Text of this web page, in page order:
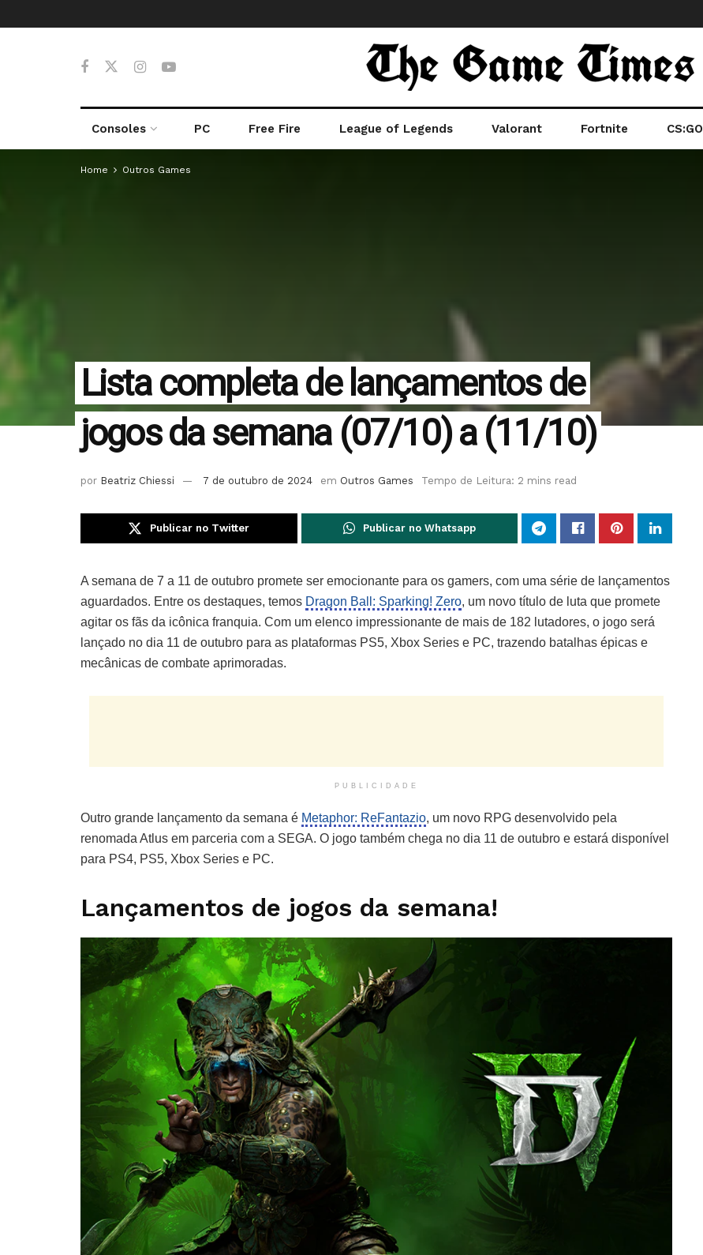
Consoles PC Free Fire League of Legends Valorant Fortnite CS:GO
Home Outros Games
Lista completa de lançamentos de
jogos da semana (07/10) a (11/10)
por Beatriz Chiessi 7 de outubro de 2024 em Outros Games Tempo de Leitura: 2 mins read
Publicar no Twitter Publicar no Whatsapp
A semana de 7 a 11 de outubro promete ser emocionante para os gamers, com uma série de lançamentos
aguardados. Entre os destaques, temos Dragon Ball: Sparking! Zero, um novo título de luta que promete
agitar os fãs da icônica franquia. Com um elenco impressionante de mais de 182 lutadores, o jogo será
lançado no dia 11 de outubro para as plataformas PS5, Xbox Series e PC, trazendo batalhas épicas e
mecânicas de combate aprimoradas.
PUBLICIDADE
Outro grande lançamento da semana é Metaphor: ReFantazio, um novo RPG desenvolvido pela
renomada Atlus em parceria com a SEGA. O jogo também chega no dia 11 de outubro e estará disponível
para PS4, PS5, Xbox Series e PC.
Lançamentos de jogos da semana!